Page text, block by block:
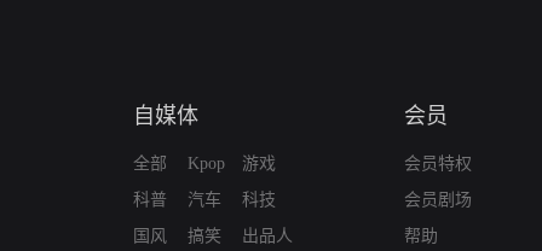
自媒体
全部
科普
国风
Kpop
汽车
搞笑
游戏
科技
出品人
会员
会员特权
会员剧场
帮助